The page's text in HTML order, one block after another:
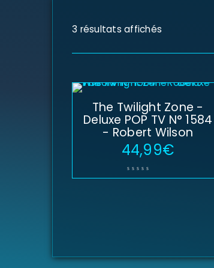
3 résultats affichés
The Twilight Zone -
Deluxe POP TV N° 1584
- Robert Wilson
44,99€